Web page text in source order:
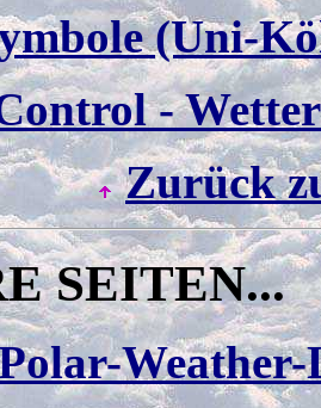
(Uni-
-
Zurück
SEITEN...